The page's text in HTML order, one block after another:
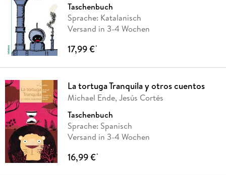
Taschenbuch
Sprache: Katalanisch
Versand in 3-4 Wochen
17,99 €*
La tortuga Tranquila y otros cuentos
Michael Ende, Jesús Cortés
Taschenbuch
Sprache: Spanisch
Versand in 3-4 Wochen
16,99 €*